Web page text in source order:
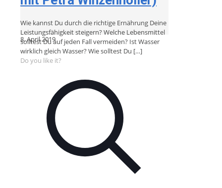
Wie kannst Du durch die richtige Ernährung Deine
Leistungsfähigkeit steigern? Welche Lebensmittel
solltest Du auf jeden Fall vermeiden? Ist Wasser
wirklich gleich Wasser? Wie solltest Du […]
Do you like it?
8. April 2019